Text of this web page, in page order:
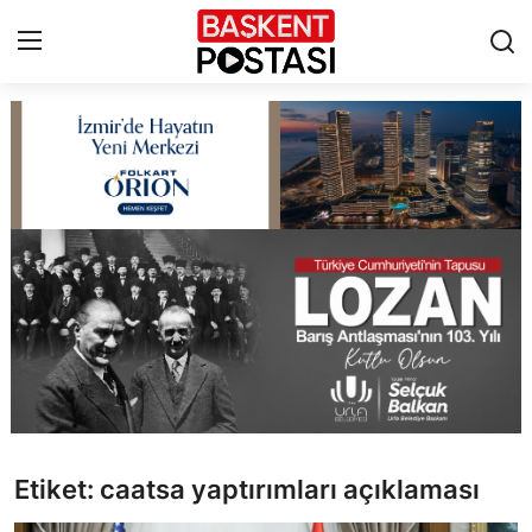
Çerez Politikası
Künye
Ankara
TBMM
Cumhurbaşkanlığı
Etiket: caatsa yaptırımları açıklaması